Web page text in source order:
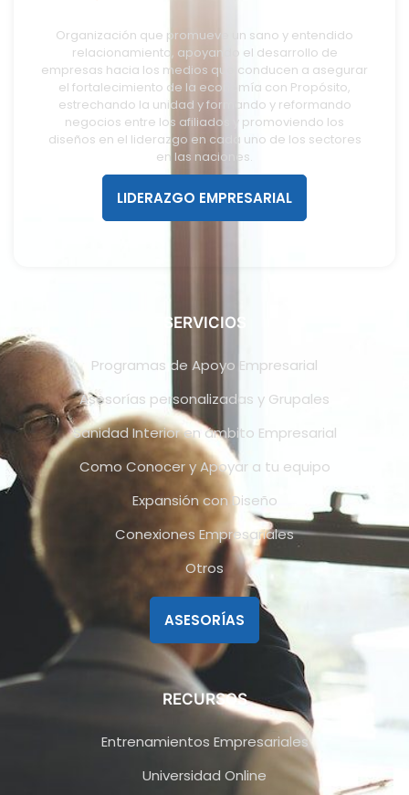
Organización que promueve un sano y entendido
relacionamiento, apoyando el desarrollo de
empresas hacia los medios que conducen a asegurar
el fortalecimiento de la economía con Propósito,
estrechando la unidad y formando y reformando
negocios entre los afiliados y promoviendo los
diseños en el liderazgo en cada uno de los sectores
en las naciones.
LIDERAZGO EMPRESARIAL
SERVICIOS
Programas de Apoyo Empresarial
Asesorías personalizadas y Grupales
Sanidad Interior en ámbito Empresarial
Como Conocer y Apoyar a tu equipo
Expansión con Diseño
Conexiones Empresariales
Otros
ASESORÍAS
RECURSOS
Entrenamientos Empresariales
Universidad Online